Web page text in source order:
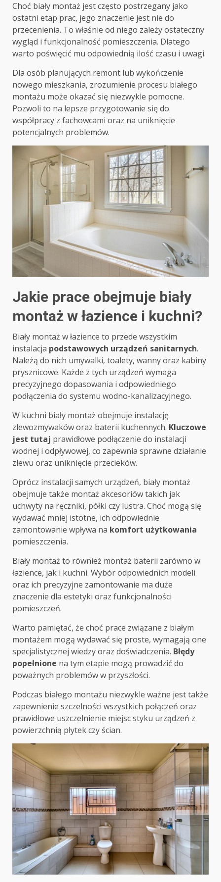
Choć biały montaż jest często postrzegany jako
ostatni etap prac, jego znaczenie jest nie do
przecenienia. To właśnie od niego zależy ostateczny
wygląd i funkcjonalność pomieszczenia. Dlatego
warto poświęcić mu odpowiednią ilość czasu i uwagi.
Dla osób planujących remont lub wykończenie
nowego mieszkania, zrozumienie procesu białego
montażu może okazać się niezwykle pomocne.
Pozwoli to na lepsze przygotowanie się do
współpracy z fachowcami oraz na uniknięcie
potencjalnych problemów.
Jakie prace obejmuje biały
montaż w łazience i kuchni?
Biały montaż w łazience to przede wszystkim
instalacja podstawowych urządzeń sanitarnych.
Należą do nich umywalki, toalety, wanny oraz kabiny
prysznicowe. Każde z tych urządzeń wymaga
precyzyjnego dopasowania i odpowiedniego
podłączenia do systemu wodno-kanalizacyjnego.
W kuchni biały montaż obejmuje instalację
zlewozmywaków oraz baterii kuchennych. Kluczowe
jest tutaj prawidłowe podłączenie do instalacji
wodnej i odpływowej, co zapewnia sprawne działanie
zlewu oraz uniknięcie przecieków.
Oprócz instalacji samych urządzeń, biały montaż
obejmuje także montaż akcesoriów takich jak
uchwyty na ręczniki, półki czy lustra. Choć mogą się
wydawać mniej istotne, ich odpowiednie
zamontowanie wpływa na komfort użytkowania
pomieszczenia.
Biały montaż to również montaż baterii zarówno w
łazience, jak i kuchni. Wybór odpowiednich modeli
oraz ich precyzyjne zamontowanie ma duże
znaczenie dla estetyki oraz funkcjonalności
pomieszczeń.
Warto pamiętać, że choć prace związane z białym
montażem mogą wydawać się proste, wymagają one
specjalistycznej wiedzy oraz doświadczenia. Błędy
popełnione na tym etapie mogą prowadzić do
poważnych problemów w przyszłości.
Podczas białego montażu niezwykle ważne jest także
zapewnienie szczelności wszystkich połączeń oraz
prawidłowe uszczelnienie miejsc styku urządzeń z
powierzchnią płytek czy ścian.